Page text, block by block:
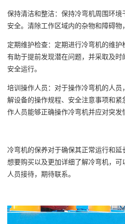
保持清洁和整洁：保持冷弯机周围环
安全。清除工作区域内的杂物和障碍物
定期维护检查：定期进行冷弯机的维
有助于提前发现潜在问题，并采取及
安全运行。
培训操作人员：对于操作冷弯机的人
解设备的操作规程、安全注意事项和
作人员能够正确操作冷弯机并应对突发
冷弯机的保养对于确保其正常运行和
想要购买以及更加详细了解冷弯机，
人员接待，期待联系。